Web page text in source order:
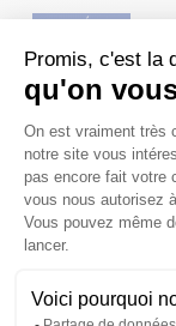
PRIX RÉDUIT
LIGNE POT
KZ900 1973-
Ligne pot
à partir
Promis, c'est la
qu'on
On est vraiment très
notre site vous
pas encore fait votre
vous nous autorisez
Vous pouvez même
lancer.
Voici pourquoi